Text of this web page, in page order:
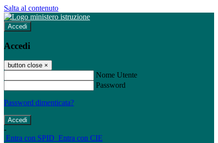
Salta al contenuto
Accedi
Accedi
button close ×
Nome Utente
Password
Password dimenticata?
-
Entra con SPID Entra con CIE